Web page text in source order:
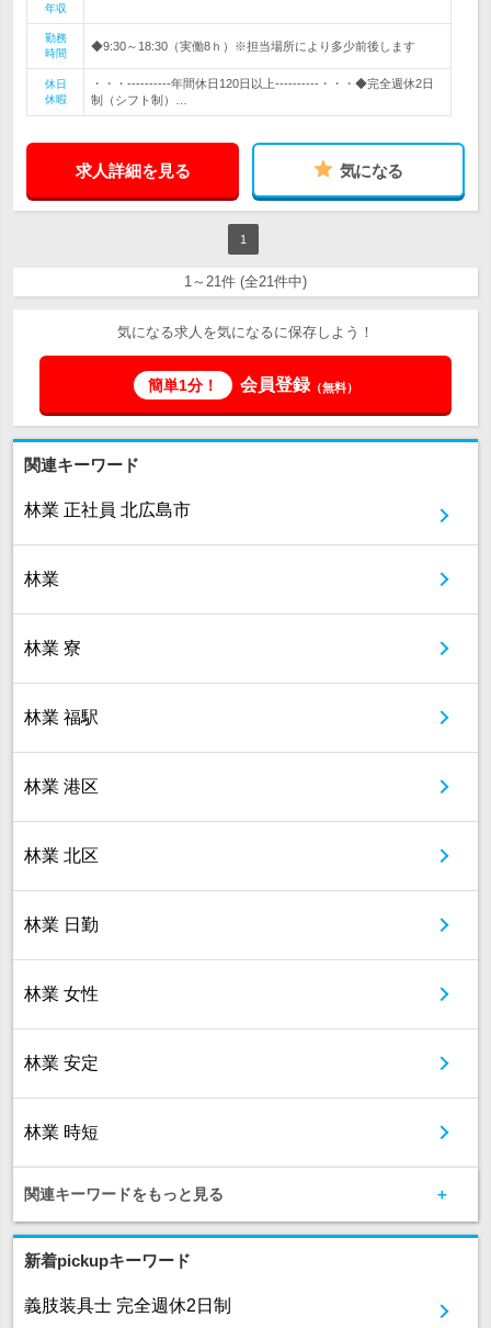
年収
勤務
時間
◆9:30～18:30（実働8ｈ）※担当場所により多少前後します
休日
休暇
・・・----------年間休日120日以上----------・・・◆完全週休2日
制（シフト制）…
求人詳細を見る 気になる
1
1～21件 (全21件中)
気になる求人を気になるに保存しよう！
簡単1分！ 会員登録（無料）
関連キーワード
林業 正社員 北広島市
林業
林業 寮
林業 福駅
林業 港区
林業 北区
林業 日勤
林業 女性
林業 安定
林業 時短
関連キーワードをもっと見る
新着pickupキーワード
義肢装具士 完全週休2日制